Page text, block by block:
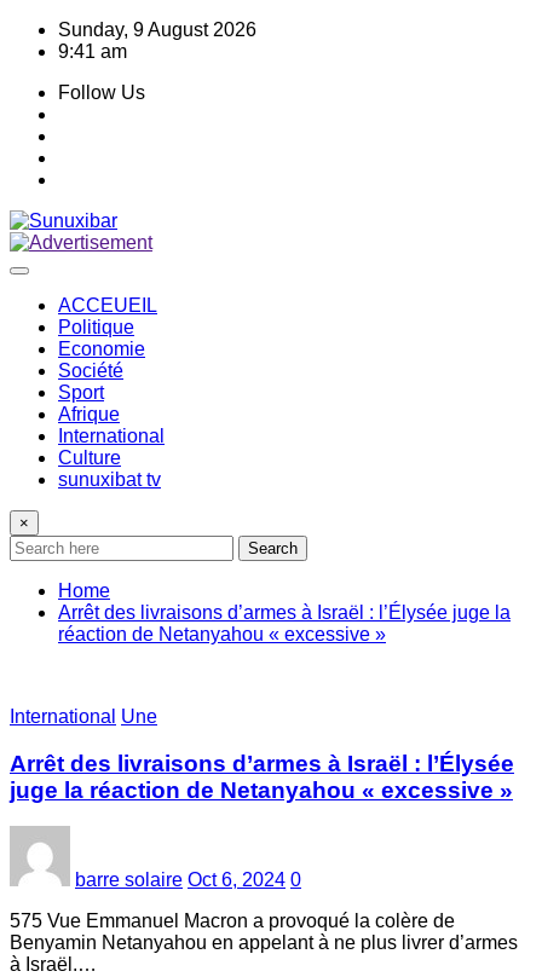
Skip
Sunday, 9 August 2026
9:41 am
Follow Us
ACCEUEIL
Politique
Economie
Société
Sport
Afrique
International
Culture
sunuxibat tv
×
Search
Home
Arrêt des livraisons d’armes à Israël : l’Élysée juge la
réaction de Netanyahou « excessive »
International Une
Arrêt des livraisons d’armes à Israël : l’Élysée
juge la réaction de Netanyahou « excessive »
barre solaire Oct 6, 2024 0
575 Vue Emmanuel Macron a provoqué la colère de
Benyamin Netanyahou en appelant à ne plus livrer d’armes
à Israël.…